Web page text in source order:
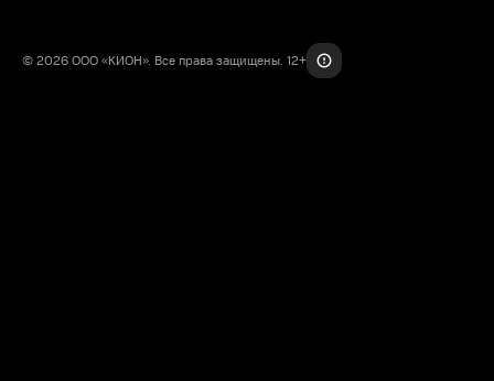
© 2026 ООО «КИОН». Все права защищены. 12+